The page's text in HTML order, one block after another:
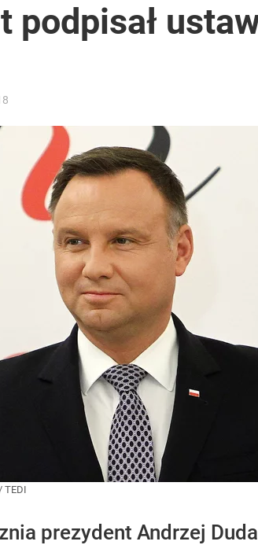
manipulują cenami nad morzem
„Wazelina jakich mało”
podpisał
TEDI
prezydent Andrzej